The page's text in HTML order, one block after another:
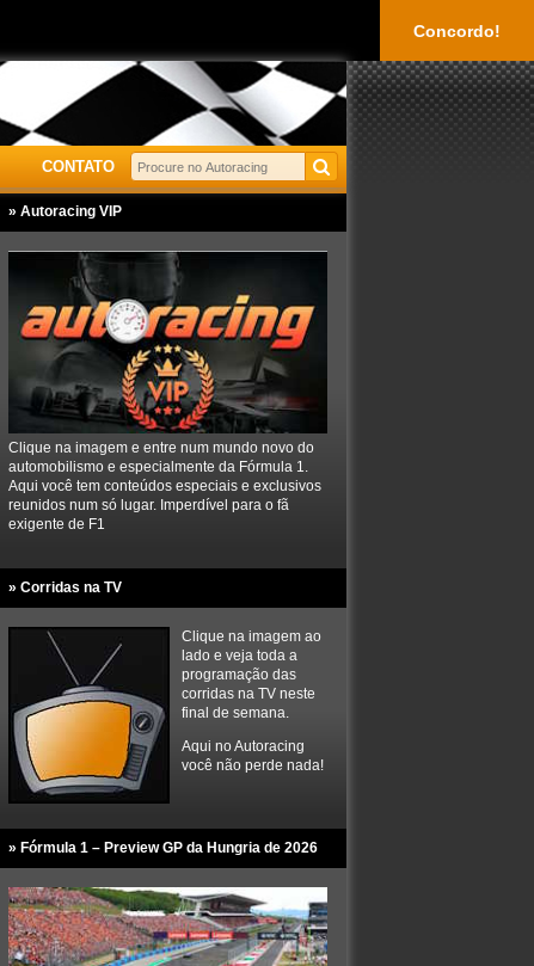
Concordo!
CONTATO
» Autoracing VIP
Clique na imagem e entre num mundo novo do
automobilismo e especialmente da Fórmula 1.
Aqui você tem conteúdos especiais e exclusivos
reunidos num só lugar. Imperdível para o fã
exigente de F1
» Corridas na TV
Clique na imagem ao
lado e veja toda a
programação das
corridas na TV neste
final de semana.
Aqui no Autoracing
você não perde nada!
» Fórmula 1 – Preview GP da Hungria de 2026